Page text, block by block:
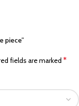
piece”
fields are marked *